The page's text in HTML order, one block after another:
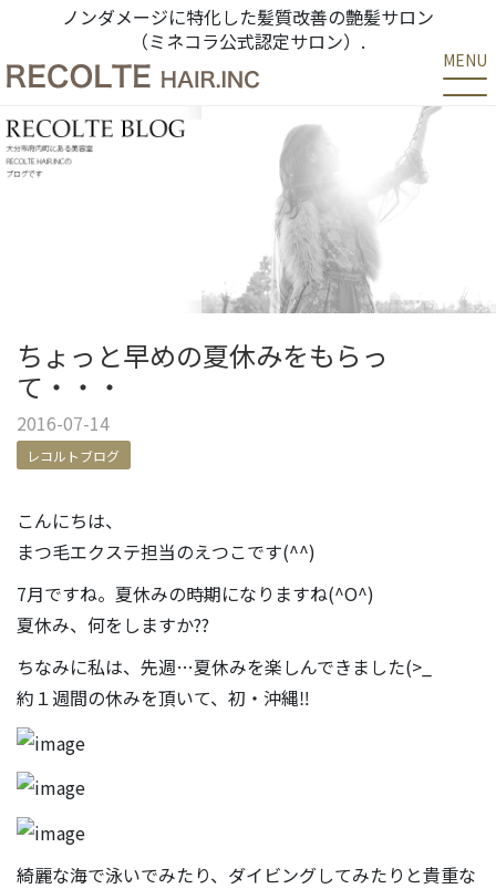
ノンダメージに特化した髪質改善の艶髪サロン
（ミネコラ公式認定サロン）.
MENU
ちょっと早めの夏休みをもらっ
て・・・
2016-07-14
レコルトブログ
こんにちは、
まつ毛エクステ担当のえつこです(^^)
7月ですね。夏休みの時期になりますね(^O^)
夏休み、何をしますか??
ちなみに私は、先週…夏休みを楽しんできました(>_
約１週間の休みを頂いて、初・沖縄‼
綺麗な海で泳いでみたり、ダイビングしてみたりと貴重な